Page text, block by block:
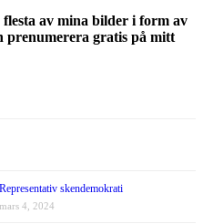
av mina bilder i form av
prenumerera gratis på mitt
Representativ skendemokrati
mars 4, 2024